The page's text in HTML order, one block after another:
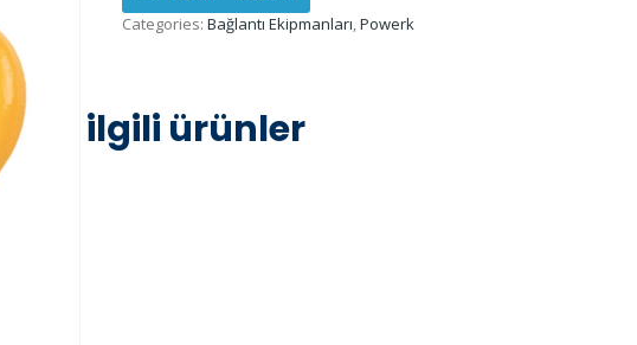
Categories: Bağlantı Ekipmanları,Powerk
ilgili ürünler